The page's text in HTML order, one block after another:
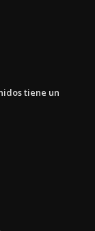
tiene un